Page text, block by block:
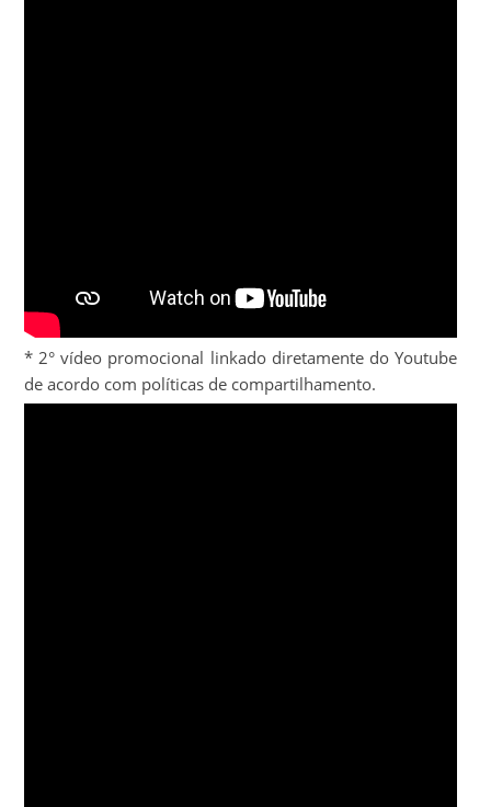
* 2° vídeo promocional linkado diretamente do Youtube
de acordo com políticas de compartilhamento.